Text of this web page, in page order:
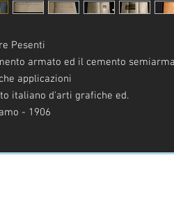
Pesenti
armato ed il cemento
applicazioni
italiano d'arti grafiche ed.
- 1906